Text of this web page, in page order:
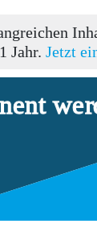
Jahr. Jetzt